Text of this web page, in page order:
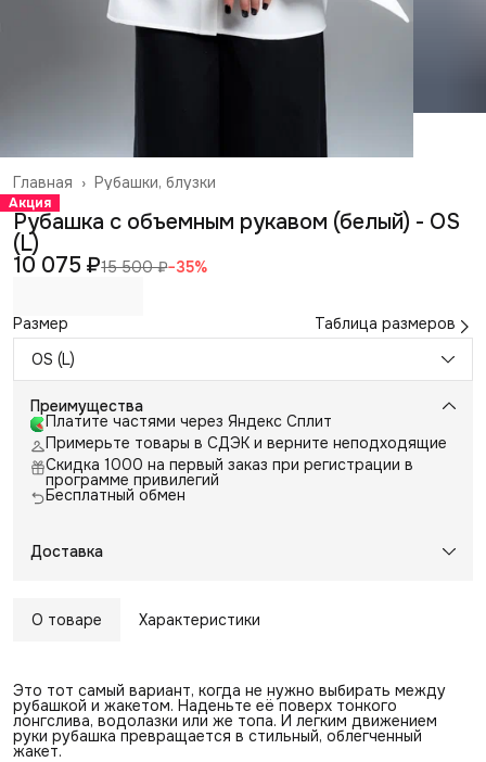
Рубашки, блузки
Главная ›
Акция
Рубашка с объемным рукавом (белый) - OS
(L)
10 075 ₽15 500 ₽−35%
Размер
Таблица размеров
OS (L)
Преимущества
Платите частями через Яндекс Сплит
Примерьте товары в СДЭК и верните неподходящие
Скидка 1000 на первый заказ при регистрации в
программе привилегий
Бесплатный обмен
Доставка
О товаре Характеристики
Это тот самый вариант, когда не нужно выбирать между
рубашкой и жакетом. Наденьте её поверх тонкого
лонгслива, водолазки или же топа. И легким движением
руки рубашка превращается в стильный, облегченный
жакет.